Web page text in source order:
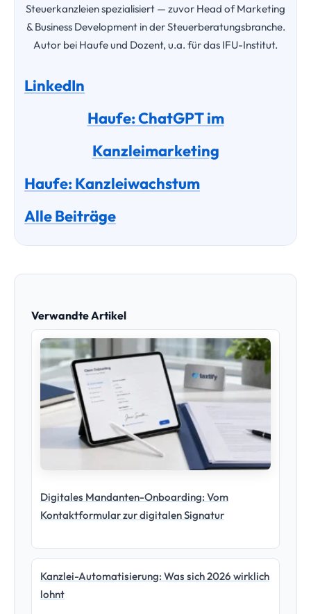
Steuerkanzleien spezialisiert — zuvor Head of Marketing
& Business Development in der Steuerberatungsbranche.
Autor bei Haufe und Dozent, u.a. für das IFU-Institut.
LinkedIn
Haufe: ChatGPT im
Kanzleimarketing
Haufe: Kanzleiwachstum
Alle Beiträge
Verwandte Artikel
Digitales Mandanten-Onboarding: Vom
Kontaktformular zur digitalen Signatur
Kanzlei-Automatisierung: Was sich 2026 wirklich
lohnt